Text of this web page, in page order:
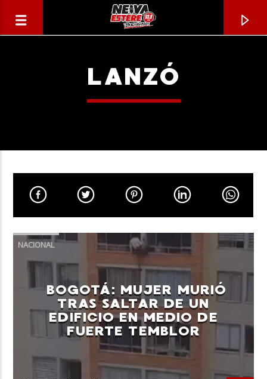
TÍTULO
LANZÓ
NACIONAL
BOGOTÁ: MUJER MURIÓ
TRAS SALTAR DE UN
EDIFICIO EN MEDIO DE
FUERTE TEMBLOR